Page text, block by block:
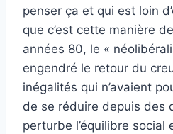
penser ça et qui est loin
que c’est cette manière
années 80, le «
engendré le retour du
inégalités qui n’avaient
de se réduire depuis des
perturbe l’équilibre social